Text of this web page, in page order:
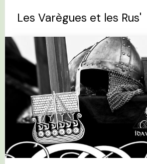
Les Varègues et les Rus'